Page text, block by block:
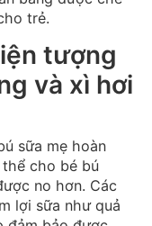
trẻ.
tượng
và xì hơi
sữa mẹ hoàn
cho bé bú
no hơn. Các
lợi sữa như quả